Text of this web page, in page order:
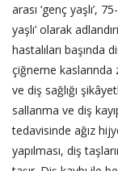
arası ‘genç yaşlı’,
yaşlı’ olarak
hastalıları başında
çiğneme kaslarında
ve diş sağlığı
sallanma ve diş
tedavisinde ağız
yapılması, diş